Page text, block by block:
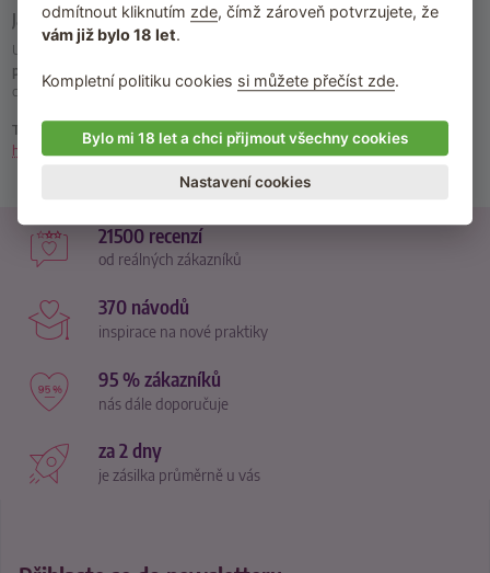
Jak fungují uvolňující spreje a krémy na deepthroat?
Uvolňující spreje a krémy na deepthroat
pomáhají uvolnit krční svalstvo . Navíc bývají ochucenéa někdy zanechávají v
celých ústech, na jazyku a v krku chuťově velice příjemný povlak.
TIP : Chcete partnera potěšit hlubokým orálem? Pořiďte si i
dilda pro trénink
hloubky
, pomocí kterých se naučíte potlačovat dávivý reflex.
21500 recenzí
od reálných zákazníků
370 návodů
inspirace na nové praktiky
95 % zákazníků
nás dále doporučuje
za 2 dny
je zásilka průměrně u vás
odmítnout kliknutím zde, čímž zároveň potvrzujete, že
vám již bylo 18 let.
Kompletní politiku cookies si můžete přečíst zde.
Bylo mi 18 let a chci přijmout všechny cookies
Nastavení cookies